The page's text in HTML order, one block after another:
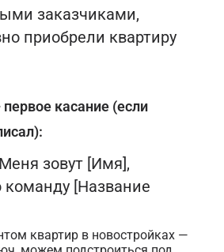
заказчиками,
приобрели квартиру
касание (если
зовут [Имя],
[Название
квартир в новостройках —